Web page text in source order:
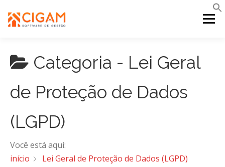
para
Menu
INÍCIO NOVIDADES DA VERSÃO PDV
PORTAL WEB MOBILE SUPORTE
Categoria - Lei Geral
de Proteção de Dados
(LGPD)
Você está aqui:
início
Lei Geral de Proteção de Dados (LGPD)